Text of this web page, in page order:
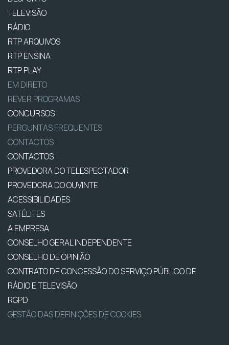
TELEVISÃO
RÁDIO
RTP ARQUIVOS
RTP ENSINA
RTP PLAY
EM DIRETO
REVER PROGRAMAS
CONCURSOS
PERGUNTAS FREQUENTES
CONTACTOS
CONTACTOS
PROVEDORA DO TELESPECTADOR
PROVEDORA DO OUVINTE
ACESSIBILIDADES
SATÉLITES
A EMPRESA
CONSELHO GERAL INDEPENDENTE
CONSELHO DE OPINIÃO
CONTRATO DE CONCESSÃO DO SERVIÇO PÚBLICO DE
RÁDIO E TELEVISÃO
RGPD
GESTÃO DAS DEFINIÇÕES DE COOKIES